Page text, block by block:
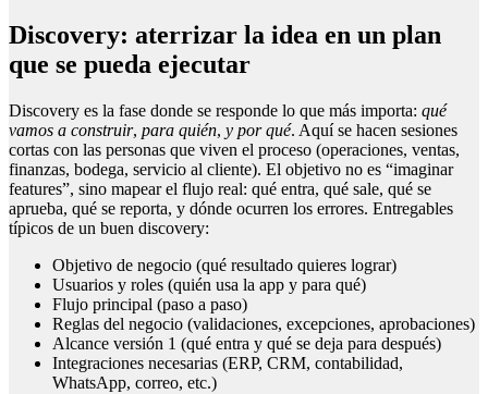
Discovery: aterrizar la idea en un plan
que se pueda ejecutar
Discovery es la fase donde se responde lo que más importa: qué
vamos a construir, para quién, y por qué. Aquí se hacen sesiones
cortas con las personas que viven el proceso (operaciones, ventas,
finanzas, bodega, servicio al cliente). El objetivo no es “imaginar
features”, sino mapear el flujo real: qué entra, qué sale, qué se
aprueba, qué se reporta, y dónde ocurren los errores. Entregables
típicos de un buen discovery:
Objetivo de negocio (qué resultado quieres lograr)
Usuarios y roles (quién usa la app y para qué)
Flujo principal (paso a paso)
Reglas del negocio (validaciones, excepciones, aprobaciones)
Alcance versión 1 (qué entra y qué se deja para después)
Integraciones necesarias (ERP, CRM, contabilidad,
WhatsApp, correo, etc.)